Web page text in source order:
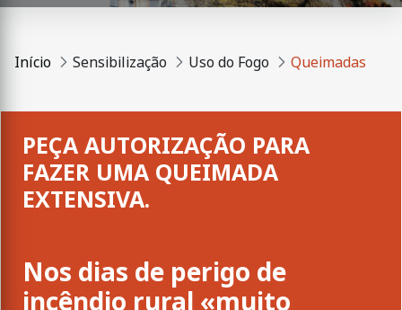
Início Sensibilização Uso do Fogo Queimadas
PEÇA AUTORIZAÇÃO PARA
FAZER UMA QUEIMADA
EXTENSIVA.
Nos dias de perigo de
incêndio rural «muito